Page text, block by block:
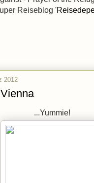
Reiseblog
2012
...Yummie!